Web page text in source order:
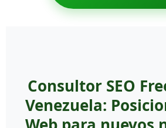
Consultor SEO
Venezuela: